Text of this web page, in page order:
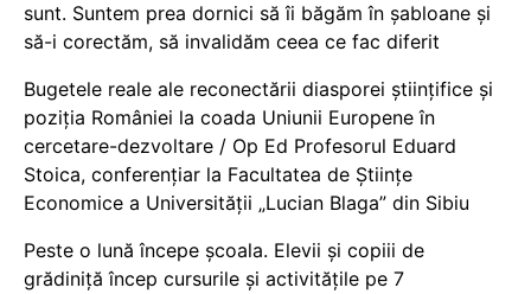
sunt. Suntem prea dornici să îi băgăm în șabloane și
să-i corectăm, să invalidăm ceea ce fac diferit
Bugetele reale ale reconectării diasporei științifice și
poziția României la coada Uniunii Europene în
cercetare-dezvoltare / Op Ed Profesorul Eduard
Stoica, conferențiar la Facultatea de Științe
Economice a Universității „Lucian Blaga” din Sibiu
Peste o lună începe școala. Elevii și copiii de
grădiniță încep cursurile și activitățile pe 7